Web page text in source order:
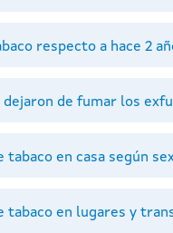
respecto a hace 2
de fumar los
tabaco en casa según
tabaco en lugares y